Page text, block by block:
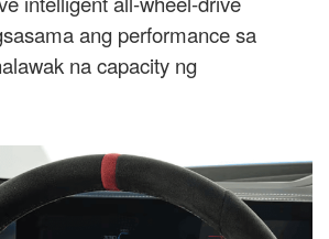
ang performance sa
na capacity ng